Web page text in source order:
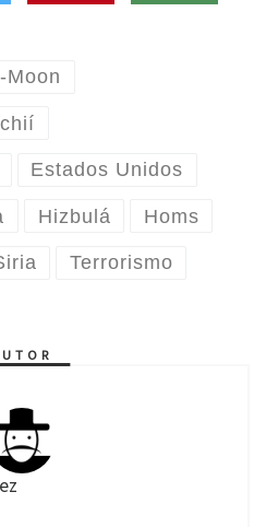
Moon
chií
Estados Unidos
Hizbulá Homs
Terrorismo